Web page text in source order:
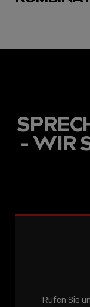
USB-C
USB-C-
STABILE
- WIR
Rufen Sie